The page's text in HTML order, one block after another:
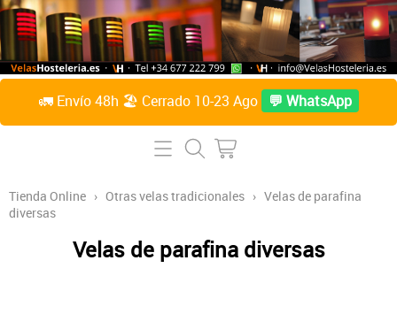
🚛 Envío 48h 🏖️ Cerrado 10-23 Ago 💬 WhatsApp
Inicio
Tienda Online
Velas de parafina líquida
Preguntas Frecuentes
Tienda Online › Otras velas tradicionales › Velas de parafina
diversas
Velas de parafina diversas